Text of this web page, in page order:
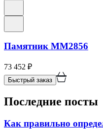
Памятник ММ2856
73 452 ₽
Быстрый заказ
Последние посты
Как правильно